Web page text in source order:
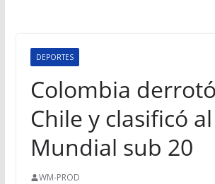
DEPORTES
Colombia
Chile y clasificó al
Mundial sub 20
WM-PROD